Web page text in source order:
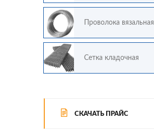
Проволока вязальная
Сетка кладочная
СКАЧАТЬ ПРАЙС